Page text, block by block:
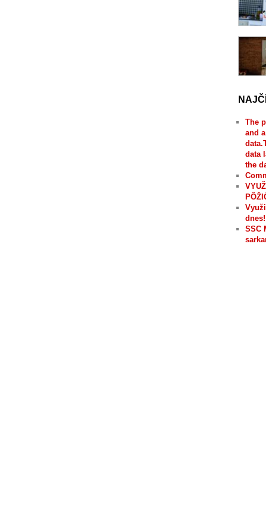
The
and
data
the
dnes!
SSC